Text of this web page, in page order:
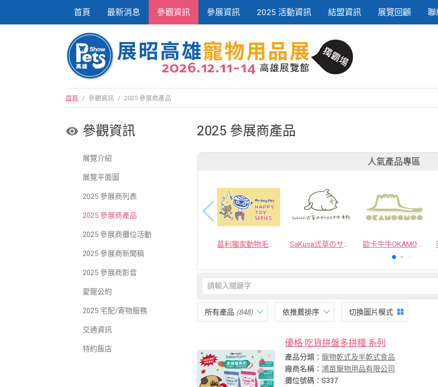
首頁 最新消息 參觀資訊 參展資訊 2025 活動資訊 結盟資訊 展覽回顧 聯
首頁 / 參觀資訊 / 2025 參展商產品
參觀資訊
展覽介紹
展覽平面圖
2025 參展商列表
2025 參展商產品
2025 參展商攤位活動
2025 參展商新聞稿
2025 參展商影音
愛寵公約
2025 宅配/寄物服務
交通資訊
特約飯店
2025 參展商產品
人氣產品專區
葛利獨家動物毛逗貓棒 SaKusa弎草のサクサク手作凍乾 歐卡牛牛OKAMOOMOO 貓草包
所有產品 (848) 依推薦排序 切換圖片模式
優格 吃貨拼盤多拼糧 系列
產品分類：寵物乾式及半乾式食品
廠商名稱：鴻苗寵物用品有限公司
攤位號碼：S337